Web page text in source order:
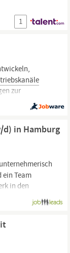
und
Know-hows
Stärken des
1
zur
die
Touchpoints
d) in Hamburg
ein Team
in den
Hamburg &